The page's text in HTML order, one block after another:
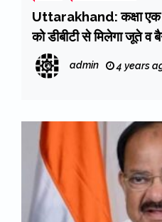
Uttarakhand: कक्षा एक
को डीबीटी से मिलेगा जूते व
admin 4 years